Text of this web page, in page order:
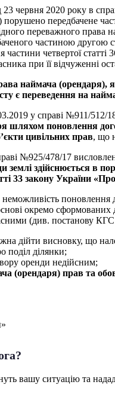
червня 2020 року в
передбачене
переважного права
частиною другою
четвертої
при її відчуженні
наймача (орендаря),
є переведення на
у справі №911/512/
шляхом поновлення
цивільних прав, що
№925/478/17
землі здійснюється в
33 закону України
поновлення
окремо
(див. постанову
дійти висновку, що
поділ ділянки;
оренди недійсним;
(орендаря) прав та
вашу ситуацію та